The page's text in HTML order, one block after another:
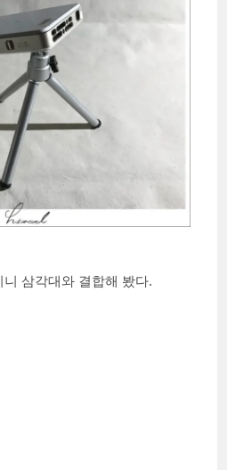
삼각대와 결합해 봤다.